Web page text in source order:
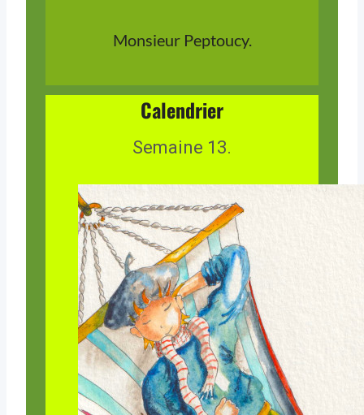
Monsieur Peptoucy.
Calendrier
Semaine 13.